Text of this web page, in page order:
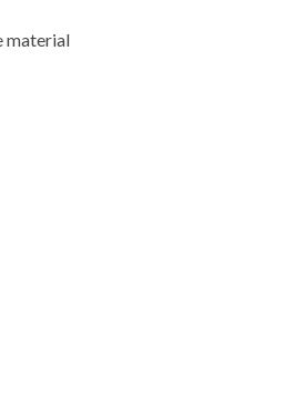
material